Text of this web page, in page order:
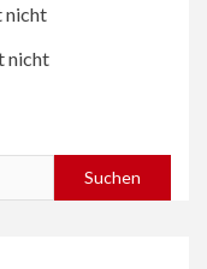
nicht
nicht